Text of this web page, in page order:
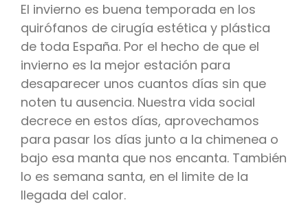
El invierno es buena temporada en los
quirófanos de cirugía estética y plástica
de toda España. Por el hecho de que el
invierno es la mejor estación para
desaparecer unos cuantos días sin que
noten tu ausencia. Nuestra vida social
decrece en estos días, aprovechamos
para pasar los días junto a la chimenea o
bajo esa manta que nos encanta. También
lo es semana santa, en el limite de la
llegada del calor.